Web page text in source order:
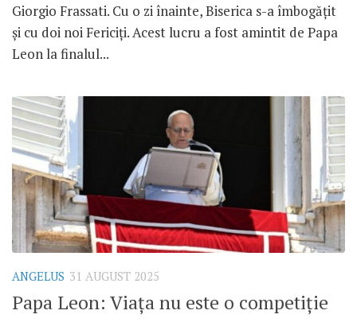
Giorgio Frassati. Cu o zi înainte, Biserica s-a îmbogățit
și cu doi noi Fericiți. Acest lucru a fost amintit de Papa
Leon la finalul...
ANGELUS 31 AUGUST 2025
Papa Leon: Viața nu este o competiție